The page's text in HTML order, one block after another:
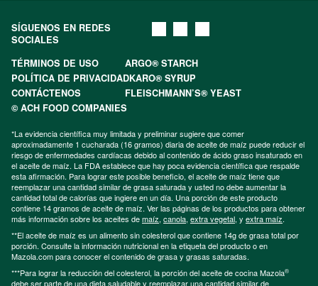
SÍGUENOS EN REDES
SOCIALES
TÉRMINOS DE USO
ARGO® STARCH
POLÍTICA DE PRIVACIDADKARO® SYRUP
CONTÁCTENOS
FLEISCHMANN’S® YEAST
© ACH FOOD COMPANIES
*La evidencia científica muy limitada y preliminar sugiere que comer
aproximadamente 1 cucharada (16 gramos) diaria de aceite de maíz puede reducir el
riesgo de enfermedades cardíacas debido al contenido de ácido graso insaturado en
el aceite de maíz. La FDA establece que hay poca evidencia científica que respalde
esta afirmación. Para lograr este posible beneficio, el aceite de maíz tiene que
reemplazar una cantidad similar de grasa saturada y usted no debe aumentar la
cantidad total de calorías que ingiere en un día. Una porción de este producto
contiene 14 gramos de aceite de maíz. Ver las páginas de los productos para obtener
más información sobre los aceites demaíz, canola, extra vegetal, y extra maíz.
**El aceite de maíz es un alimento sin colesterol que contiene 14g de grasa total por
porción. Consulte la información nutricional en la etiqueta del producto o en
Mazola.com para conocer el contenido de grasa y grasas saturadas.
***Para lograr la reducción del colesterol, la porción del aceite de cocina Mazola®
debe ser parte de una dieta saludable y reemplazar una cantidad similar de